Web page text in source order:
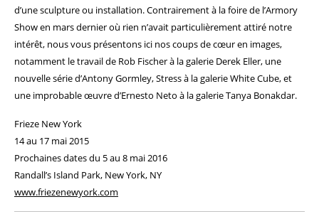
d’une sculpture ou installation. Contrairement à la foire de l’Armory
Show en mars dernier où rien n’avait particulièrement attiré notre
intérêt, nous vous présentons ici nos coups de cœur en images,
notamment le travail de Rob Fischer à la galerie Derek Eller, une
nouvelle série d’Antony Gormley, Stress à la galerie White Cube, et
une improbable œuvre d’Ernesto Neto à la galerie Tanya Bonakdar.
Frieze New York
14 au 17 mai 2015
Prochaines dates du 5 au 8 mai 2016
Randall’s Island Park, New York, NY
www.friezenewyork.com